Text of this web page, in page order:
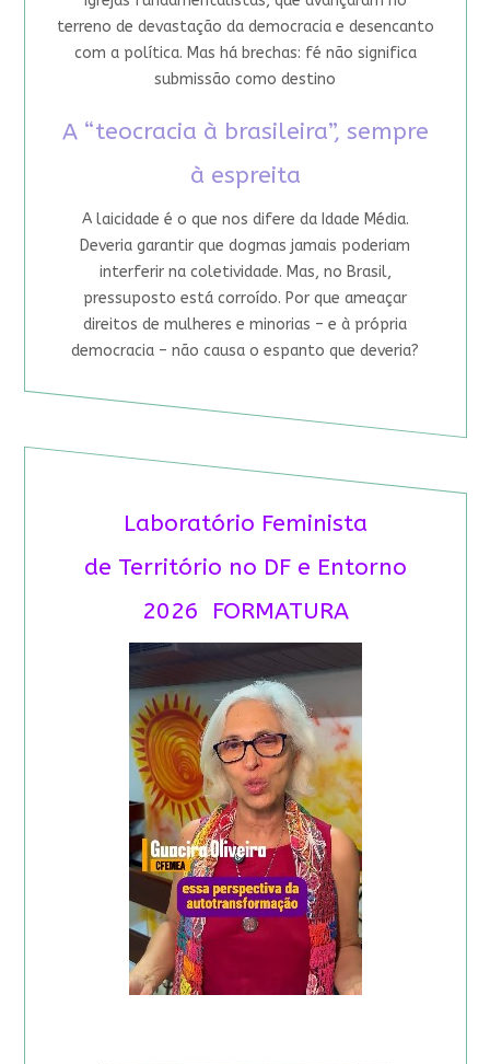
terreno de devastação da democracia e desencanto
com a política. Mas há brechas: fé não significa
submissão como destino
A “teocracia à brasileira”, sempre
à espreita
A laicidade é o que nos difere da Idade Média.
Deveria garantir que dogmas jamais poderiam
interferir na coletividade. Mas, no Brasil,
pressuposto está corroído. Por que ameaçar
direitos de mulheres e minorias – e à própria
democracia – não causa o espanto que deveria?
Laboratório Feminista
de Território no DF e Entorno
2026 FORMATURA